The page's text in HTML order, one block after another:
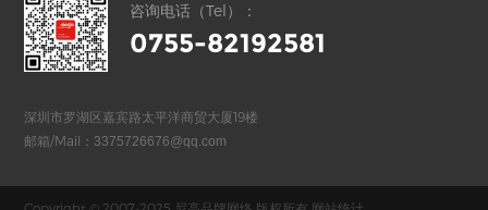
咨询电话（Tel）：
0755-82192581
深圳市罗湖区嘉宾路太平洋商贸大厦19楼
邮箱/Mail： 3375726676@qq.com